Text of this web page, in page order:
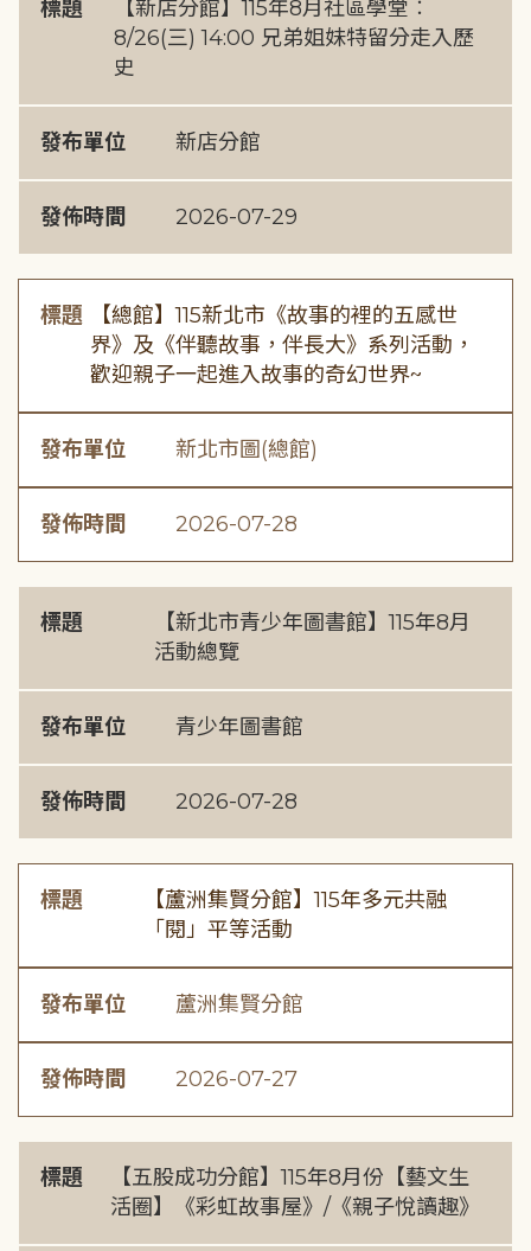
標題
【新店分館】115年8月社區學堂︰
8/26(三) 14:00 兄弟姐妹特留分走入歷
史
發布單位 新店分館
發佈時間 2026-07-29
標題
【總館】115新北市《故事的裡的五感世
界》及《伴聽故事，伴長大》系列活動，
歡迎親子一起進入故事的奇幻世界~
發布單位 新北市圖(總館)
發佈時間 2026-07-28
標題
【新北市青少年圖書館】115年8月
活動總覽
發布單位 青少年圖書館
發佈時間 2026-07-28
標題
【蘆洲集賢分館】115年多元共融
「閱」平等活動
發布單位 蘆洲集賢分館
發佈時間 2026-07-27
標題
【五股成功分館】115年8月份【藝文生
活圈】《彩虹故事屋》/《親子悅讀趣》